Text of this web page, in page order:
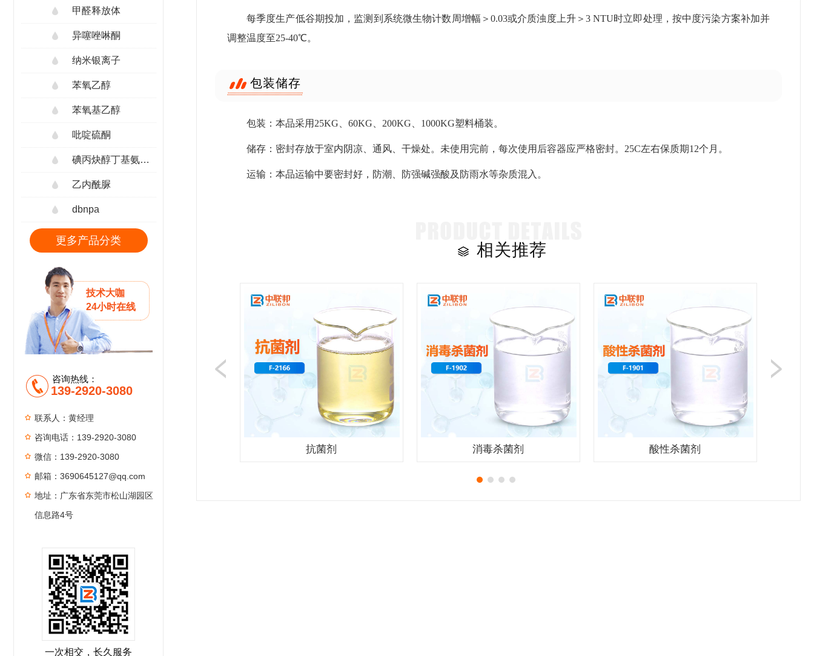
甲醛释放体
异噻唑啉酮
纳米银离子
苯氧乙醇
苯氧基乙醇
吡啶硫酮
碘丙炔醇丁基氨甲酸酯
乙内酰脲
dbnpa
更多产品分类
技术大咖
24小时在线
咨询热线：
139-2920-3080
联系人：黄经理
咨询电话：139-2920-3080
微信：139-2920-3080
邮箱：3690645127@qq.com
地址：广东省东莞市松山湖园区
信息路4号
一次相交，长久服务
每季度生产低谷期投加，监测到系统微生物计数周增幅＞0.03或介质浊度上升＞3 NTU时立即处理，按中度污染方案补加并
调整温度至25-40℃。
包装储存
包装：本品采用25KG、60KG、200KG、1000KG塑料桶装。
储存：密封存放于室内阴凉、通风、干燥处。未使用完前，每次使用后容器应严格密封。25C左右保质期12个月。
运输：本品运输中要密封好，防潮、防强碱强酸及防雨水等杂质混入。
相关推荐
抗菌剂 消毒杀菌剂 酸性杀菌剂